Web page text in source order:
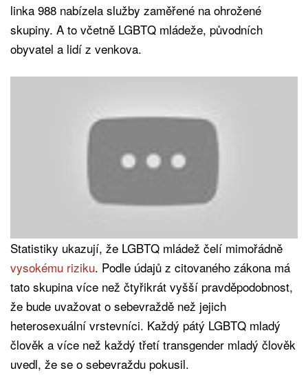
linka 988 nabízela služby zaměřené na ohrožené
skupiny. A to včetně LGBTQ mládeže, původních
obyvatel a lidí z venkova.
Statistiky ukazují, že LGBTQ mládež čelí mimořádně
vysokému riziku. Podle údajů z citovaného zákona má
tato skupina více než čtyřikrát vyšší pravděpodobnost,
že bude uvažovat o sebevraždě než jejich
heterosexuální vrstevníci. Každý pátý LGBTQ mladý
člověk a více než každý třetí transgender mladý člověk
uvedl, že se o sebevraždu pokusil.